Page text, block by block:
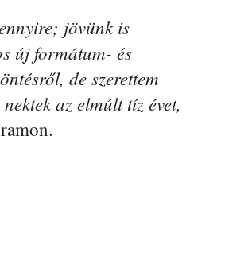
jövünk is
új formátum- és
de szerettem
az elmúlt tíz évet,